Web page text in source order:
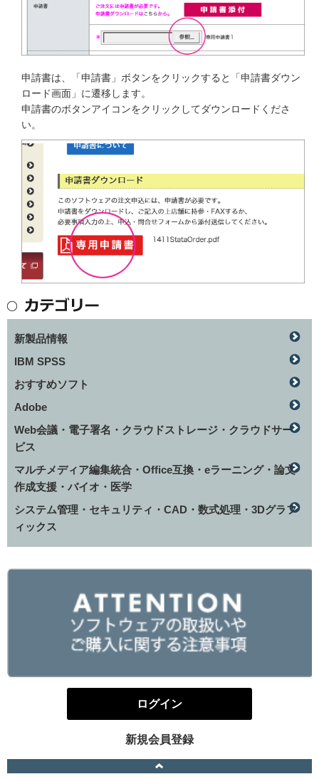
申請書は、「申請書」ボタンをクリックすると「申請書ダウン
ロード画面」に遷移します。
申請書のボタンアイコンをクリックしてダウンロードくださ
い。
新製品情報
IBM SPSS
おすすめソフト
Adobe
Web会議・電子署名・クラウドストレージ・クラウドサー
ビス
マルチメディア編集統合・Office互換・eラーニング・論文
作成支援・バイオ・医学
システム管理・セキュリティ・CAD・数式処理・3Dグラフ
ィックス
ログイン
新規会員登録